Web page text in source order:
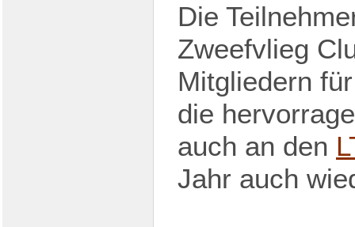
Die
Zweefvlieg
Mitgliedern
die
auch an den
Jahr auch